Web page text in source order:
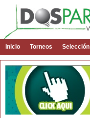
Inicio Torneos Selección